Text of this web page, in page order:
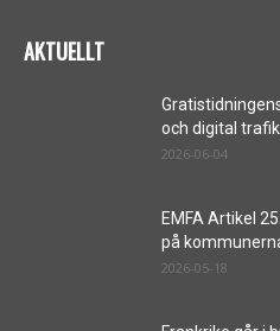
AKTUELLT
och digital
2026-06-04
EMFA Artikel
på
2026-05-18